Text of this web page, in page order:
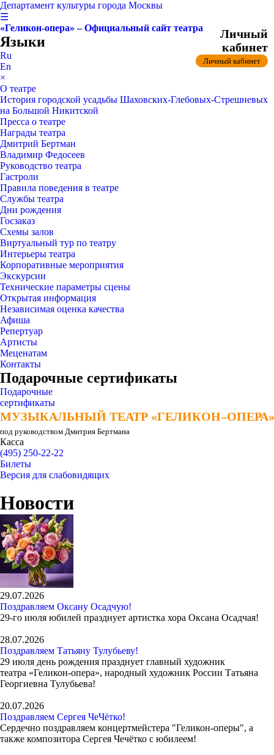
Департамент культуры города Москвы
☰
«Геликон-опера» – Официальный сайт театра
Языки
Ru
En
×
О театре
История городской усадьбы Шаховских-Глебовых-Стрешневых
на Большой Никитской
Пресса о театре
Награды театра
Дмитрий Бертман
Владимир Федосеев
Руководство театра
Гастроли
Правила поведения в театре
Службы театра
Дни рождения
Госзаказ
Схемы залов
Виртуальный тур по театру
Интерьеры театра
Корпоративные мероприятия
Экскурсии
Технические параметры сцены
Открытая информация
Независимая оценка качества
Афиша
Репертуар
Артисты
Меценатам
Контакты
Подарочные сертификаты
Подарочные
сертификаты
МУЗЫКАЛЬНЫЙ ТЕАТР «ГЕЛИКОН–ОПЕРА»
МУЗЫКАЛЬНЫЙ ТЕАТР «ГЕЛИКОН–ОПЕРА»
под руководством Дмитрия Бертмана
Касса
(495) 250-22-22
Личный
кабинет
Личный кабинет
Билеты
Версия для слабовидящих
Новости
29.07.2026
Поздравляем Оксану Осадчую!
29-го июля юбилей празднует артистка хора Оксана Осадчая!
28.07.2026
Поздравляем Татьяну Тулубьеву!
29 июля день рождения празднует главный художник
театра «Геликон-опера», народный художник России Татьяна
Георгиевна Тулубьева!
20.07.2026
Поздравляем Сергея ЧеЧётко!
Сердечно поздравляем концертмейстера "Геликон-оперы", а
также композитора Сергея Чечётко с юбилеем!